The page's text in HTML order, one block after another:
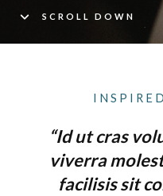
SCROLL DOWN
“Id ut cras
viverra
facilisis sit